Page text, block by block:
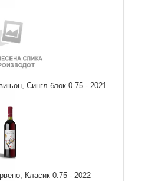
Сингл блок 0.75 - 2021
Класик 0.75 - 2022